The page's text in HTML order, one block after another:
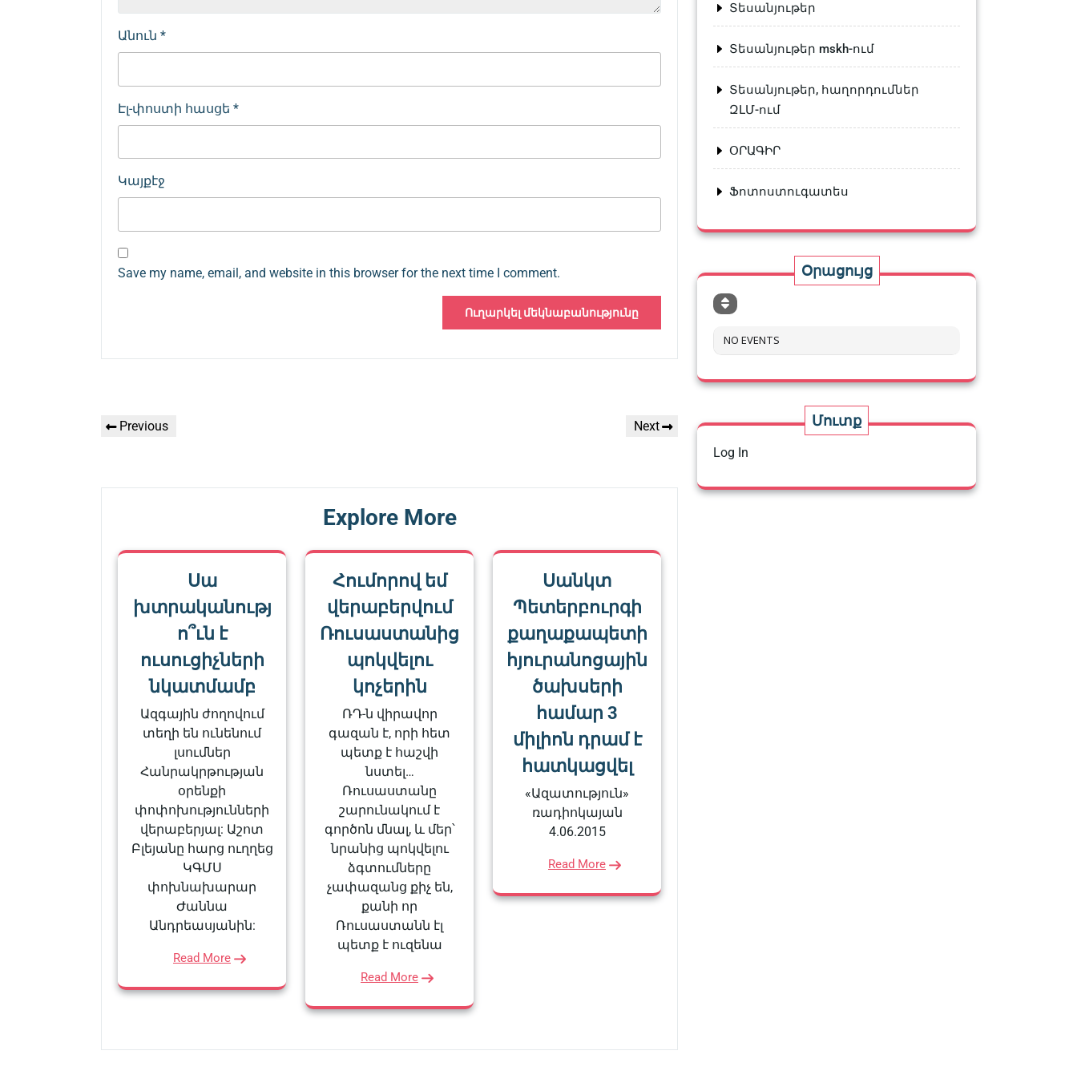
Անուն *
Էլ-փոստի հասցե *
Կայքէջ
Save my name, email, and website in this browser for the next time I comment.
Գրառումների
Previous
Previous
Next
Next
Explore More
Սա
խտրականությ
ո՞ւն է
ուսուցիչների
նկատմամբ
Ազգային ժողովում
տեղի են ունենում
լսումներ
Հանրակրթության
օրենքի
փոփոխությունների
վերաբերյալ: Աշոտ
Բլեյանը հարց ուղղեց
ԿԳՄՍ
փոխնախարար
Ժաննա
Անդրեասյանին:
Read More
Հումորով եմ
վերաբերվում
Ռուսաստանից
պոկվելու
կոչերին
ՌԴ-ն վիրավոր
գազան է, որի հետ
պետք է հաշվի
նստել…
Ռուսաստանը
շարունակում է
գործոն մնալ, և մեր՝
նրանից պոկվելու
ձգտումները
չափազանց քիչ են,
քանի որ
Ռուսաստանն էլ
պետք է ուզենա
Read More
Սանկտ
Պետերբուրգի
քաղաքապետի
հյուրանոցային
ծախսերի
համար 3
միլիոն դրամ է
հատկացվել
«Ազատություն»
ռադիոկայան
4.06.2015
Read More
Տեսանյութեր
Տեսանյութեր mskh-ում
Տեսանյութեր, հաղորդումներ
ԶԼՄ-ում
ՕՐԱԳԻՐ
Ֆոտոստուգատես
Օրացույց
NO EVENTS
Մուտք
Log In